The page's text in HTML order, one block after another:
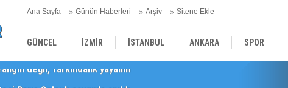
Ana Sayfa Günün Haberleri Arşiv Sitene Ekle
GÜNCEL İZMİR İSTANBUL ANKARA SPOR